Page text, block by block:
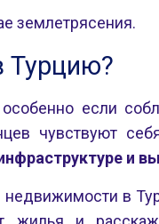
землетрясения.
Турцию?
если
чувствуют
и
недвижимости в